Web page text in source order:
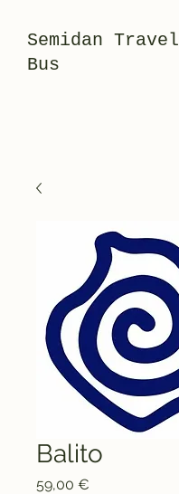
Semidan Travel
Bus
Balito
59,00 €